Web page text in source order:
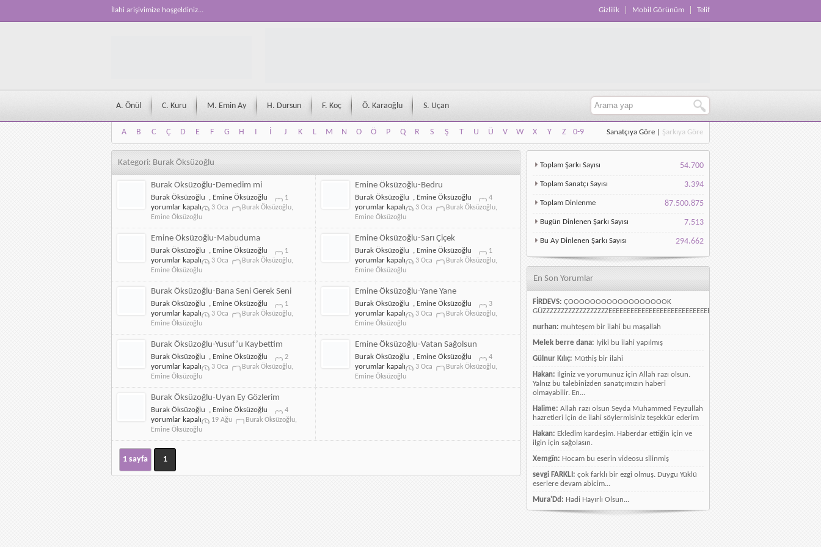
İlahi arişivimize hoşgeldiniz... Gizlilik Mobil Görünüm Telif
A. Önül C. Kuru M. Emin Ay H. Dursun F. Koç Ö. Karaoğlu S. Uçan
A B C Ç D E F G H I İ J K L M N O Ö P Q R S Ş T U Ü V W X Y Z
0-9
A
B C Ç D E F G H I İ J K L M N O Ö P Q R S Ş T U Ü V W X Y Z 0-9
Sanatçıya Göre Şarkıya Göre
Kategori: Burak Öksüzoğlu
Burak Öksüzoğlu-Demedim mi
Burak Öksüzoğlu , Emine Öksüzoğlu 1
Öksüzoğlu-
Demedim
mi
yorumlar kapalı 3 Oca Burak Öksüzoğlu,
Emine Öksüzoğlu
Emine Öksüzoğlu-Bedru
Burak Öksüzoğlu , Emine Öksüzoğlu 4
için
yorumlar kapalı 3 Oca Burak Öksüzoğlu,
Emine Öksüzoğlu
Emine Öksüzoğlu-Mabuduma
Burak Öksüzoğlu , Emine Öksüzoğlu 1
Öksüzoğlu-
Mabuduma
için
yorumlar kapalı 3 Oca Burak Öksüzoğlu,
Emine Öksüzoğlu
Emine Öksüzoğlu-Sarı Çiçek
Burak Öksüzoğlu , Emine Öksüzoğlu 1
Öksüzoğlu-
Çiçek
yorumlar kapalı 3 Oca Burak Öksüzoğlu,
Emine Öksüzoğlu
Burak Öksüzoğlu-Bana Seni Gerek Seni
Burak Öksüzoğlu , Emine Öksüzoğlu 1
Öksüzoğlu-
Seni
yorumlar kapalı 3 Oca Burak Öksüzoğlu,
Emine Öksüzoğlu
Emine Öksüzoğlu-Yane Yane
Burak Öksüzoğlu , Emine Öksüzoğlu 3
Yane
yorumlar kapalı 3 Oca Burak Öksüzoğlu,
Emine Öksüzoğlu
Burak Öksüzoğlu-Yusuf’u Kaybettim
Burak Öksüzoğlu , Emine Öksüzoğlu 2
Öksüzoğlu-
Kaybettim
yorumlar kapalı 3 Oca Burak Öksüzoğlu,
Emine Öksüzoğlu
Emine Öksüzoğlu-Vatan Sağolsun
Burak Öksüzoğlu , Emine Öksüzoğlu 4
Sağolsun
yorumlar kapalı 3 Oca Burak Öksüzoğlu,
Emine Öksüzoğlu
Burak Öksüzoğlu-Uyan Ey Gözlerim
Burak Öksüzoğlu , Emine Öksüzoğlu 4
Öksüzoğlu-
Ey
yorumlar kapalı 19 Ağu Burak Öksüzoğlu,
Emine Öksüzoğlu
1 sayfa 1
Toplam Şarkı Sayısı 54.700
Toplam Sanatçı Sayısı 3.394
Toplam Dinlenme 87.500.875
Bugün Dinlenen Şarkı Sayısı 7.513
Bu Ay Dinlenen Şarkı Sayısı 294.662
En Son Yorumlar
FİRDEVS: ÇOOOOOOOOOOOOOOOOOOK
GÜZZZZZZZZZZZZZZZZZZEEEEEEEEEEEEEEEEEEEEEEEEEEEEELLLLLLLLLLLLLLLLLLLLLLLL
nurhan: muhteşem bir ilahi bu maşallah
Melek berre dana: İyiki bu ilahi yapılmış
Gülnur Kılıç: Müthiş bir ilahi
Hakan: İlginiz ve yorumunuz için Allah razı olsun.
Yalnız bu talebinizden sanatçımızın haberi
olmayabilir. En...
Halime: Allah razı olsun Seyda Muhammed Feyzullah
hazretleri için de ilahi söylermisiniz teşekkür ederim
Hakan: Ekledim kardeşim. Haberdar ettiğin için ve
ilgin için sağolasın.
Xemgîn: Hocam bu eserin videosu silinmiş
sevgi FARKLI: çok farklı bir ezgi olmuş. Duygu Yüklü
eserlere devam abicim...
Mura'Dd: Hadi Hayırlı Olsun...